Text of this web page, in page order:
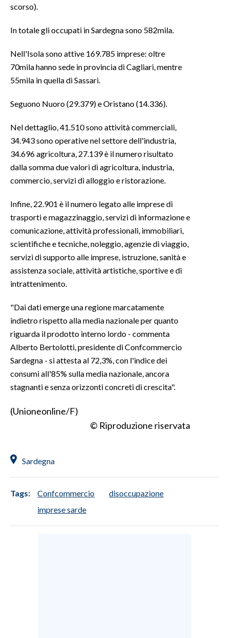
ANNUNCI
PUBBLICITÀ
SPIAGGE
STORE
scorso).
In totale gli occupati in Sardegna sono 582mila.
Nell'Isola sono attive 169.785 imprese: oltre
70mila hanno sede in provincia di Cagliari, mentre
55mila in quella di Sassari.
Seguono Nuoro (29.379) e Oristano (14.336).
Nel dettaglio, 41.510 sono attività commerciali,
34.943 sono operative nel settore dell'industria,
34.696 agricoltura, 27.139 è il numero risultato
dalla somma due valori di agricoltura, industria,
commercio, servizi di alloggio e ristorazione.
Infine, 22.901 è il numero legato alle imprese di
trasporti e magazzinaggio, servizi di informazione e
comunicazione, attività professionali, immobiliari,
scientifiche e tecniche, noleggio, agenzie di viaggio,
servizi di supporto alle imprese, istruzione, sanità e
assistenza sociale, attività artistiche, sportive e di
intrattenimento.
"Dai dati emerge una regione marcatamente
indietro rispetto alla media nazionale per quanto
riguarda il prodotto interno lordo - commenta
Alberto Bertolotti, presidente di Confcommercio
Sardegna - si attesta al 72,3%, con l'indice dei
consumi all'85% sulla media nazionale, ancora
stagnanti e senza orizzonti concreti di crescita".
(Unioneonline/F)
© Riproduzione riservata
Sardegna
Tags: Confcommercio
disoccupazione
imprese sarde